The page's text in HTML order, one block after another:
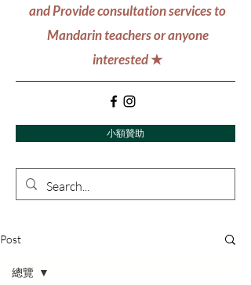
and Provide consultation services to
Mandarin teachers or anyone
interested★
小額贊助
Post
總覽